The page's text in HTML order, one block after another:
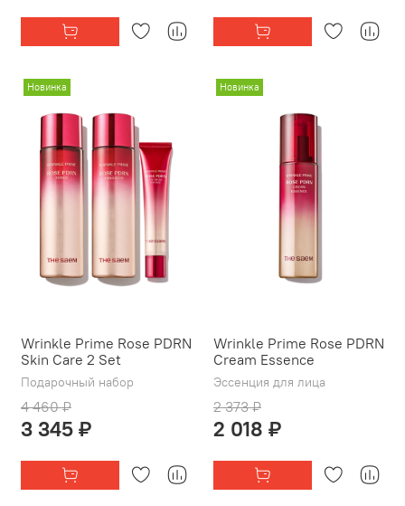
Новинка
Wrinkle Prime Rose PDRN
Skin Care 2 Set
Подарочный набор
4 460 ₽
3 345 ₽
Новинка
Wrinkle Prime Rose PDRN
Cream Essence
Эссенция для лица
2 373 ₽
2 018 ₽